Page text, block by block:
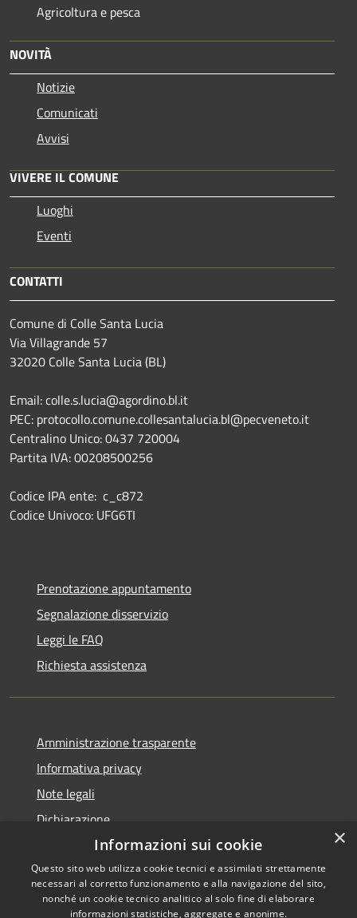
Agricoltura e pesca
NOVITÀ
Notizie
Comunicati
Avvisi
VIVERE IL COMUNE
Luoghi
Eventi
CONTATTI
Comune di Colle Santa Lucia
Via Villagrande 57
32020 Colle Santa Lucia (BL)
Email: colle.s.lucia@agordino.bl.it
PEC: protocollo.comune.collesantalucia.bl@pecveneto.it
Centralino Unico: 0437 720004
Partita IVA: 00208500256
Codice IPA ente: c_c872
Codice Univoco: UFG6TI
Prenotazione appuntamento
Segnalazione disservizio
Leggi le FAQ
Richiesta assistenza
Amministrazione trasparente
Informativa privacy
Note legali
Dichiarazione
di accessibilità
×
Informazioni sui cookie
Questo sito web utilizza cookie tecnici e assimilati strettamente
necessari al corretto funzionamento e alla navigazione del sito,
nonché un cookie tecnico analitico al solo fine di elaborare
informazioni statistiche, aggregate e anonime.